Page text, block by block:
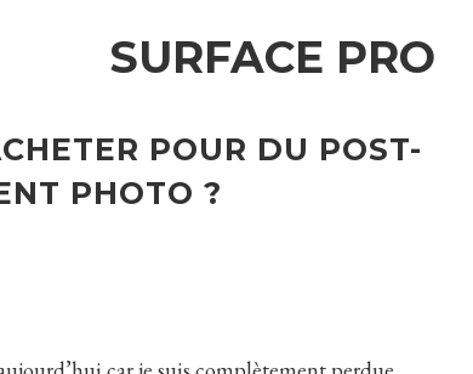
SURFACE PRO
POUR DU POST-
PHOTO ?